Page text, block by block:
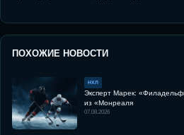
ПОХОЖИЕ НОВОСТИ
НХЛ
Эксперт Марек:
из «Монреаля
07.08.2026